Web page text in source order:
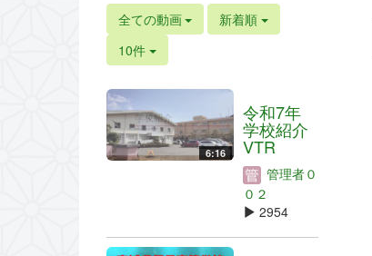
全ての動画
新着順
10件
6:16
令和7年
学校紹介
VTR
管理者０
０２
2954